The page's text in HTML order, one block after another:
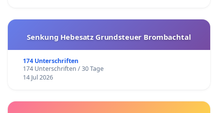
Senkung Hebesatz Grundsteuer Brombachtal
174 Unterschriften
174 Unterschriften / 30 Tage
14 Jul 2026